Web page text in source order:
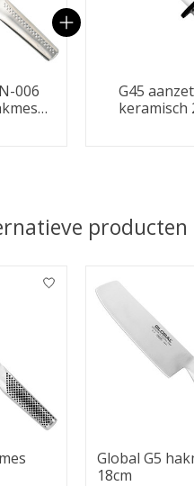
006
G45
keramisch
producten
Global G5
18cm